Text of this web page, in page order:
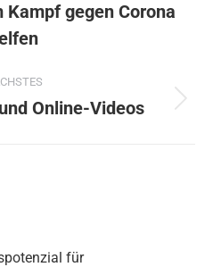
Vorheriger
Beitrag:
gegen Corona
Nächster
Online-Videos
für